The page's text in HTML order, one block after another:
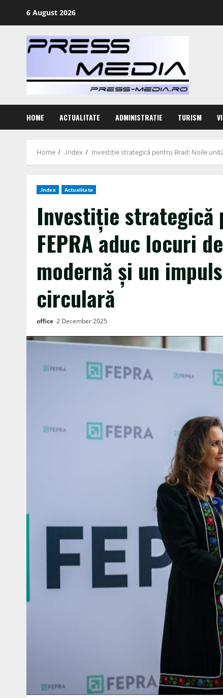
6 August 2026
HOME ACTUALITATE ADMINISTRATIE TURISM
Home .Index Investiție strategică pentru Brad: Noile
.Index Actualitate
Investiție strategică
FEPRA aduc locuri
modernă și un
circulară
office 2 December 2025